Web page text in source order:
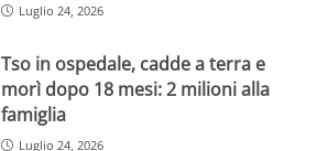
Luglio 24, 2026
Tso in ospedale, cadde a terra e
morì dopo 18 mesi: 2 milioni alla
famiglia
Luglio 24, 2026